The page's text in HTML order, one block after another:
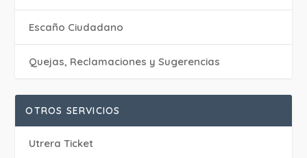
Escaño Ciudadano
Quejas, Reclamaciones y Sugerencias
OTROS SERVICIOS
Utrera Ticket